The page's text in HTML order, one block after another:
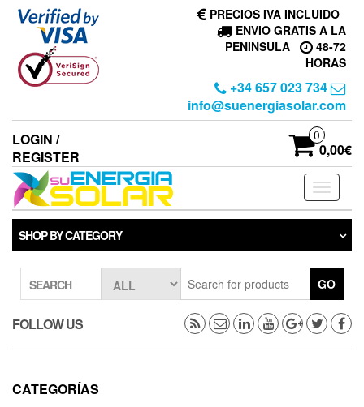
Skip
content
PRECIOS IVA INCLUIDO
ENVIO GRATIS A LA
PENINSULA
48-72
HORAS
+34 657 023 734
info@suenergiasolar.com
LOGIN /
REGISTER
0
0,00€
Toggle
SHOP BY CATEGORY
SEARCH GO
FOLLOW US
CATEGORÍAS